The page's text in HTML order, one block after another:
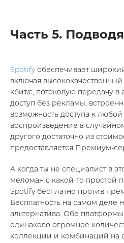
Часть 5.
Spotifyобеспечивает
включая
кбит/с, потоковую передачу
доступ без рекламы,
возможность доступа к
воспроизведение в
другого достаточно из
предоставляется Премиум-
А когда ты не специалист в
меломан с какой-то простой
Spotify бесплатно против
Бесплатность на самом деле
альтернатива. Обе
одинаково огромное
коллекции и комбинаций на